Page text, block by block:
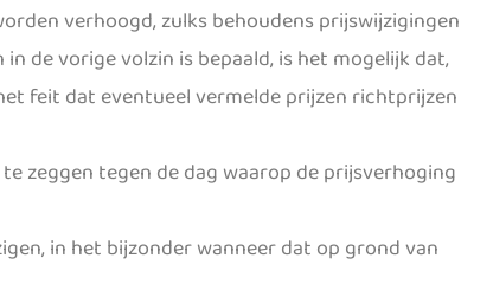
verhoogd, zulks behoudens prijswijzigingen
de vorige volzin is bepaald, is het mogelijk dat,
feit dat eventueel vermelde prijzen richtprijzen
zeggen tegen de dag waarop de prijsverhoging
in het bijzonder wanneer dat op grond van